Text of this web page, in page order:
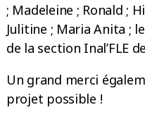
; Madeleine ; Ronald ;
Julitine ; Maria Anita ;
de la section Inal’FLE
Un grand merci
projet possible !